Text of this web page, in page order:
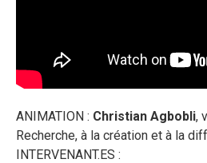
ANIMATION : Christian Agbobli,
Recherche, à la création et à la
INTERVENANT.ES :